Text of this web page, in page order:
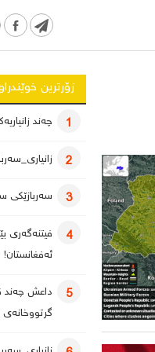
زۆرترین
1 چەند
2
3 سەربازێکی
4
فیتنەگەری
ئەفغانستان!
5
داعش چەند
گرتووخانەی